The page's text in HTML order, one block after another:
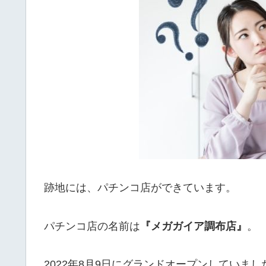
跡地には、 パチンコ店ができています。
パチンコ店の名前は 『メガガイア調布店』 。